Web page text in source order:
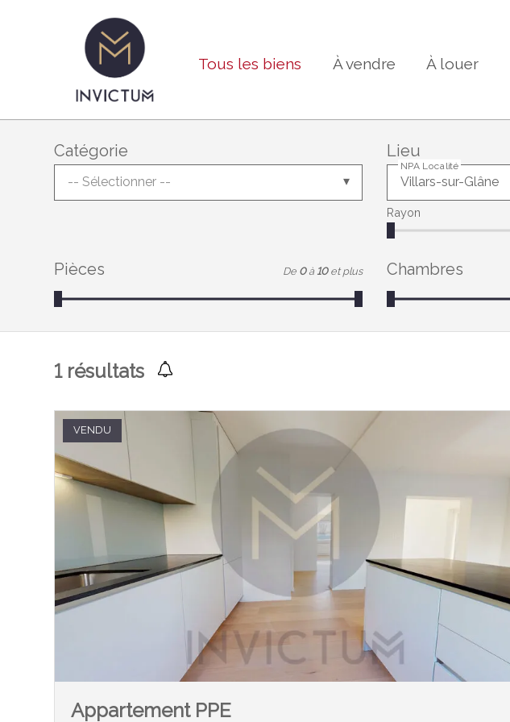
Tous les biens À vendre À louer
Catégorie
-- Sélectionner --
Lieu
NPA Localité
Rayon
Pièces De 0 à 10 et plus Chambres
1résultats
VENDU
Appartement PPE